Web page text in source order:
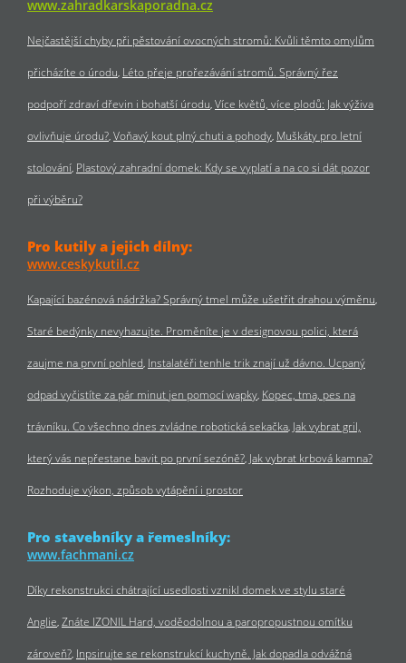
www.zahradkarskaporadna.cz
Nejčastější chyby při pěstování ovocných stromů: Kvůli těmto omylům
přicházíte o úrodu Léto přeje prořezávání stromů. Správný řez
podpoří zdraví dřevin i bohatší úrodu Více květů, více plodů: Jak výživa
ovlivňuje úrodu? Voňavý kout plný chuti a pohody Muškáty pro letní
stolování Plastový zahradní domek: Kdy se vyplatí a na co si dát pozor
při výběru?
Pro kutily a jejich dílny:
www.ceskykutil.cz
Kapající bazénová nádržka? Správný tmel může ušetřit drahou výměnu
Staré bedýnky nevyhazujte. Proměníte je v designovou polici, která
zaujme na první pohled Instalatéři tenhle trik znají už dávno. Ucpaný
odpad vyčistíte za pár minut jen pomocí wapky Kopec, tma, pes na
trávníku. Co všechno dnes zvládne robotická sekačka Jak vybrat gril,
který vás nepřestane bavit po první sezóně? Jak vybrat krbová kamna?
Rozhoduje výkon, způsob vytápění i prostor
Pro stavebníky a řemeslníky:
www.fachmani.cz
Díky rekonstrukci chátrající usedlosti vznikl domek ve stylu staré
Anglie Znáte IZONIL Hard, voděodolnou a paropropustnou omítku
zároveň? Inpsirujte se rekonstrukcí kuchyně. Jak dopadla odvážná